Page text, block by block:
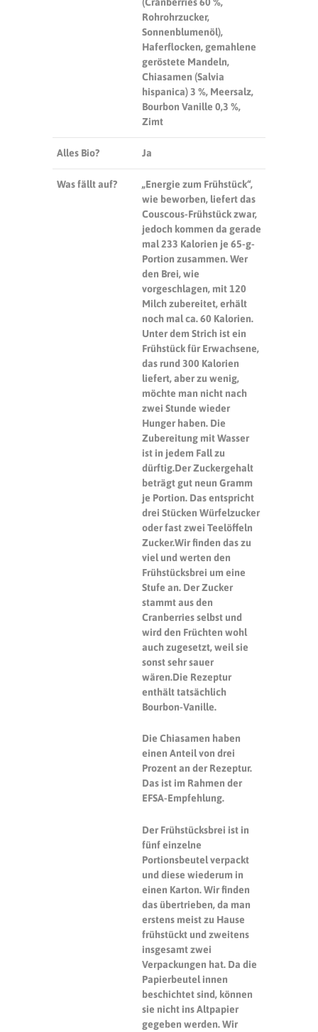
(Cranberries 60 %,
Rohrohrzucker,
Sonnenblumenöl),
Haferflocken, gemahlene
geröstete Mandeln,
Chiasamen (Salvia
hispanica) 3 %, Meersalz,
Bourbon Vanille 0,3 %,
Zimt
Alles Bio? Ja
Was fällt auf?
„Energie zum Frühstück“,
wie beworben, liefert das
Couscous-Frühstück zwar,
jedoch kommen da gerade
mal 233 Kalorien je 65-g-
Portion zusammen. Wer
den Brei, wie
vorgeschlagen, mit 120
Milch zubereitet, erhält
noch mal ca. 60 Kalorien.
Unter dem Strich ist ein
Frühstück für Erwachsene,
das rund 300 Kalorien
liefert, aber zu wenig,
möchte man nicht nach
zwei Stunde wieder
Hunger haben. Die
Zubereitung mit Wasser
ist in jedem Fall zu
dürftig.Der Zuckergehalt
beträgt gut neun Gramm
je Portion. Das entspricht
drei Stücken Würfelzucker
oder fast zwei Teelöffeln
Zucker.Wir finden das zu
viel und werten den
Frühstücksbrei um eine
Stufe an. Der Zucker
stammt aus den
Cranberries selbst und
wird den Früchten wohl
auch zugesetzt, weil sie
sonst sehr sauer
wären.Die Rezeptur
enthält tatsächlich
Bourbon-Vanille.
Die Chiasamen haben
einen Anteil von drei
Prozent an der Rezeptur.
Das ist im Rahmen der
EFSA-Empfehlung.
Der Frühstücksbrei ist in
fünf einzelne
Portionsbeutel verpackt
und diese wiederum in
einen Karton. Wir finden
das übertrieben, da man
erstens meist zu Hause
frühstückt und zweitens
insgesamt zwei
Verpackungen hat. Da die
Papierbeutel innen
beschichtet sind, können
sie nicht ins Altpapier
gegeben werden. Wir